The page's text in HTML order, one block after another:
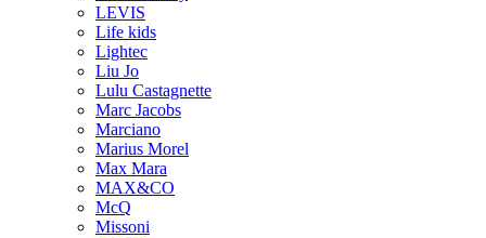
LEVIS
Life kids
Lightec
Liu Jo
Lulu Castagnette
Marc Jacobs
Marciano
Marius Morel
Max Mara
MAX&CO
McQ
Missoni